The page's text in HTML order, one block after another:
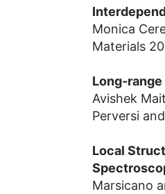
Monica
Materials
Long-
Avishek
Perversi
Local
Marsicano